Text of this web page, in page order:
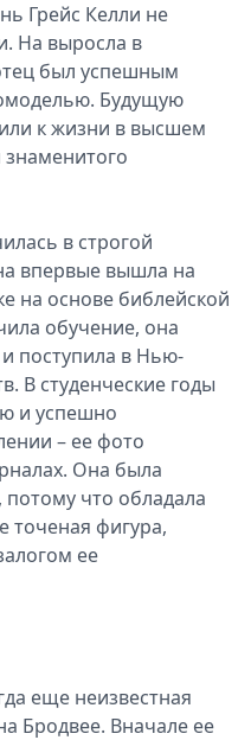
Грейс Келли не
На выросла в
был успешным
Будущую
к жизни в высшем
знаменитого
в строгой
впервые вышла на
на основе библейской
обучение, она
поступила в Нью-
В студенческие годы
и успешно
– ее фото
Она была
что обладала
точеная фигура,
ее
еще неизвестная
Бродвее. Вначале ее